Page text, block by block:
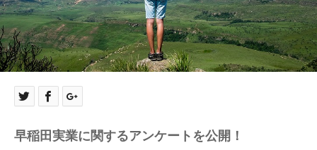
早稲田実業に関するアンケートを公開！